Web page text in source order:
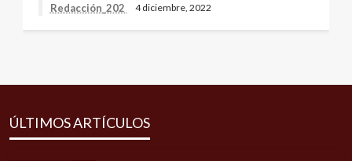
Redacción_202 4 diciembre, 2022
ÚLTIMOS ARTÍCULOS